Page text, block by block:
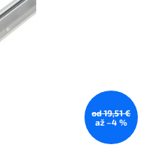
od 19,51 €
až –4 %